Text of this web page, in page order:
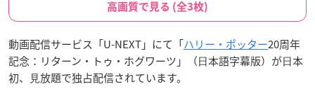
高画質で見る (全3枚)
動画配信サービス「U-NEXT」にて「ハリー・ポッター20周年
記念：リターン・トゥ・ホグワーツ」（⽇本語字幕版）が⽇本
初、⾒放題で独占配信されています。